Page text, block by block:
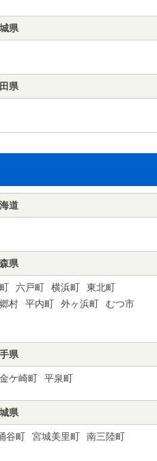
県
県
道
県
六戸町 横浜町
東北町
村 平内町 外ヶ浜町
むつ市
県
金ケ崎町 平泉町
県
谷町 宮城美里町
南三陸町